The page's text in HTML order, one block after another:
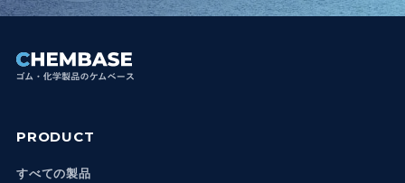
PRODUCT
すべての製品